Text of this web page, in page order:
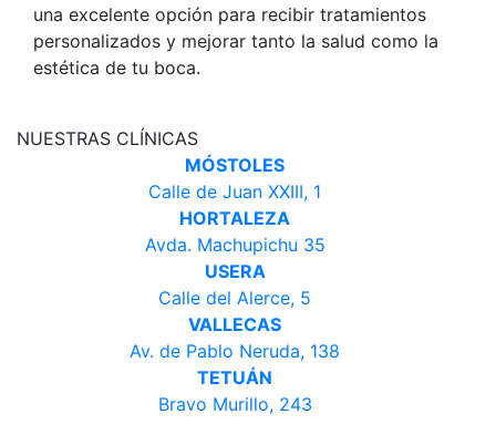
una excelente opción para recibir tratamientos
personalizados y mejorar tanto la salud como la
estética de tu boca.
NUESTRAS CLÍNICAS
MÓSTOLES
Calle de Juan XXIII, 1
HORTALEZA
Avda. Machupichu 35
USERA
Calle del Alerce, 5
VALLECAS
Av. de Pablo Neruda, 138
TETUÁN
Bravo Murillo, 243